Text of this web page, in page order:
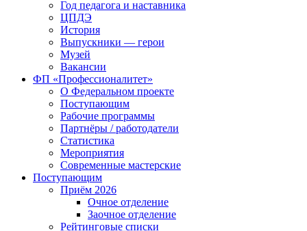
Год педагога и наставника
ЦПДЭ
История
Выпускники — герои
Музей
Вакансии
ФП «Профессионалитет»
О Федеральном проекте
Поступающим
Рабочие программы
Партнёры / работодатели
Статистика
Мероприятия
Современные мастерские
Поступающим
Приём 2026
Очное отделение
Заочное отделение
Рейтинговые списки